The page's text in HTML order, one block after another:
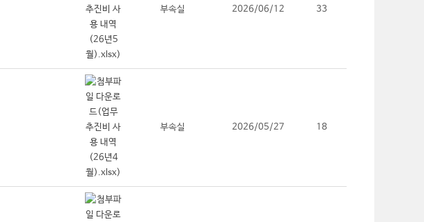
부속실 2026/06/12 33
부속실 2026/05/27 18